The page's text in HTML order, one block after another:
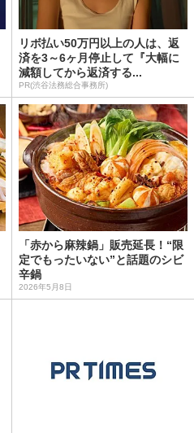
リボ払い50万円以上の人は、返
済を3～6ヶ月停止して『大幅に
減額してから返済する...
PR(渋谷法務総合事務所)
「赤から麻辣鍋」販売延長！“限
定でもったいない”と話題のシビ
辛鍋
2026年5月8日